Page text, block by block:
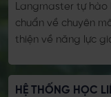
Langmaster tự
chuẩn về chuyên
thiện về năng lực
HỆ THỐNG HỌC